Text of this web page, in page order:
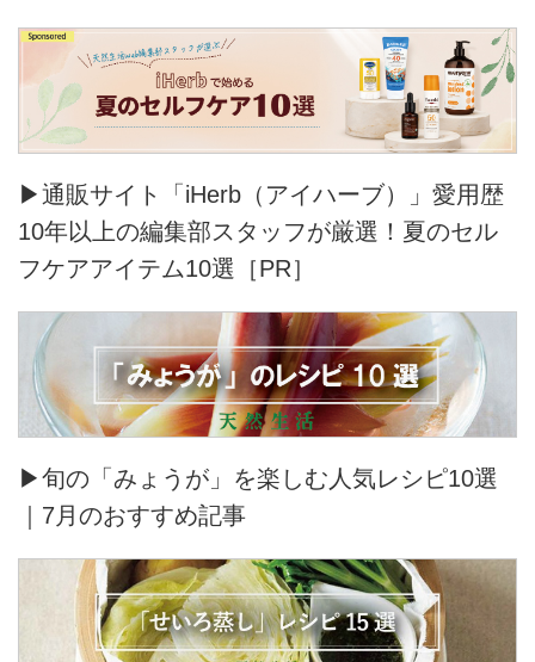
▶通販サイト「iHerb（アイハーブ）」愛用歴
10年以上の編集部スタッフが厳選！夏のセル
フケアアイテム10選［PR］
▶旬の「みょうが」を楽しむ人気レシピ10選
｜7月のおすすめ記事